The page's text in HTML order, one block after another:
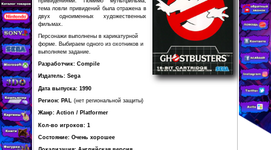
ИГРЫ, ФИГУРКИ,
РЕДКИЕ
КОЛЛЕКЦИОННЫЕ
ТОВАРЫ В
ИНТЕРНЕТ-
МАГАЗИНЕ
CONSOLESSHOP
Категория товара: Игры (б/у)
Игра сделана по популярному
мультфильму, в котором трое ученых
(Рэй, Питер и Игон) ведут борьбу с
привидениями. Помимо мультфильма,
тема ловли привидений была отражена в
двух одноименных художественных
фильмах.
Персонажи выполнены в карикатурной
форме. Выбираем одного из охотников и
выполняем задание.
Разработчик: Compile